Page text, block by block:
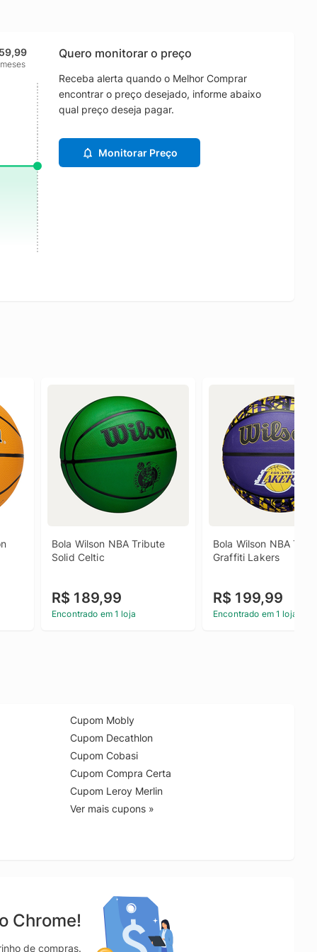
Quero monitorar o preço
Receba alerta quando o Melhor Comprar
encontrar o preço desejado, informe abaixo
qual preço deseja pagar.
Monitorar Preço
Bola Wilson NBA Tribute
Solid Celtic
R$ 189,99
Encontrado em 1 loja
Bola Wilson NBA
Graffiti Lakers
R$ 199,99
Encontrado em 1 loja
Cupom Mobly
Cupom Decathlon
Cupom Cobasi
Cupom Compra Certa
Cupom Leroy Merlin
Ver mais cupons »
Chrome!
de compras.